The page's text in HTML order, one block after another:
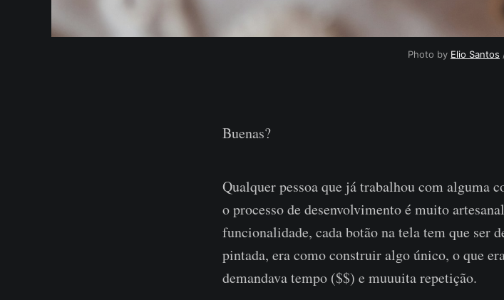
Photo by Elio Santos
Buenas?
Qualquer pessoa que já trabalhou com alguma
o processo de desenvolvimento é muito
funcionalidade, cada botão na tela tem que ser
pintada, era como construir algo único, o que
demandava tempo ($$) e muuuita repetição.